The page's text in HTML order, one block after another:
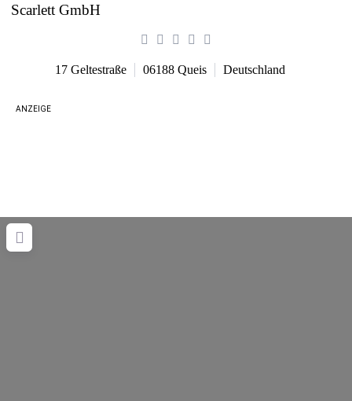
Scarlett GmbH
17 Geltestraße 06188 Queis Deutschland
ANZEIGE